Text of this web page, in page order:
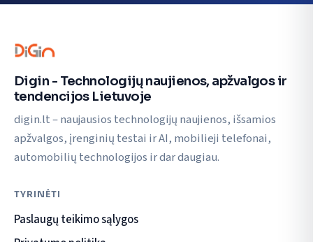
Digin - Technologijų naujienos, apžvalgos ir
tendencijos Lietuvoje
digin.lt – naujausios technologijų naujienos, išsamios
apžvalgos, įrenginių testai ir AI, mobilieji telefonai,
automobilių technologijos ir dar daugiau.
TYRINĖTI
Paslaugų teikimo sąlygos